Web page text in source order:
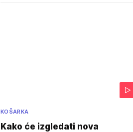
KOŠARKA
Kako će izgledati nova